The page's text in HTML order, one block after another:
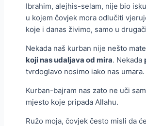
Ibrahim, alejhis-selam, nije bio
u kojem čovjek mora odlučiti
koje i danas živimo, samo u
Nekada naš kurban nije nešto
koji nas udaljava od mira. Nekada
tvrdoglavo nosimo iako nas umara.
Kurban-bajram nas zato ne uči
mjesto koje pripada Allahu.
Ružo moja, čovjek često misli da